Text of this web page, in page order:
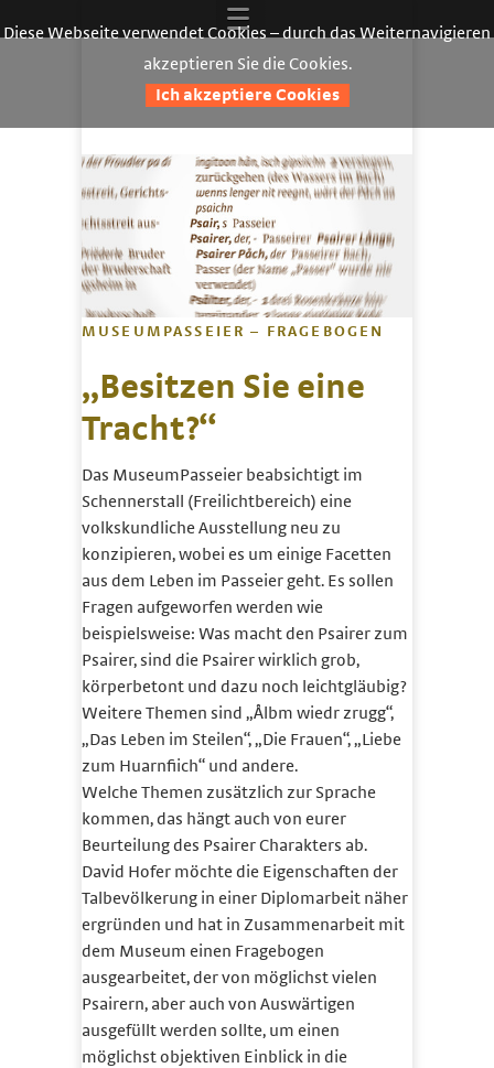
MUSEUMPASSEIER – FRAGEBOGEN
„Besitzen Sie eine
Tracht?“
Das MuseumPasseier beabsichtigt im
Schennerstall (Freilichtbereich) eine
volkskundliche Ausstellung neu zu
konzipieren, wobei es um einige Facetten
aus dem Leben im Passeier geht. Es sollen
Fragen aufgeworfen werden wie
beispielsweise: Was macht den Psairer zum
Psairer, sind die Psairer wirklich grob,
körperbetont und dazu noch leichtgläubig?
Weitere Themen sind „Ålbm wiedr zrugg“,
„Das Leben im Steilen“, „Die Frauen“, „Liebe
zum Huarnfiich“ und andere.
Welche Themen zusätzlich zur Sprache
kommen, das hängt auch von eurer
Beurteilung des Psairer Charakters ab.
David Hofer möchte die Eigenschaften der
Talbevölkerung in einer Diplomarbeit näher
ergründen und hat in Zusammenarbeit mit
dem Museum einen Fragebogen
ausgearbeitet, der von möglichst vielen
Psai­rern, aber auch von Auswärtigen
ausgefüllt werden sollte, um einen
möglichst objektiven Einblick in die
Diese Webseite verwendet Cookies – durch das Weiternavigieren
akzeptieren Sie die Cookies.
Ich akzeptiere Cookies